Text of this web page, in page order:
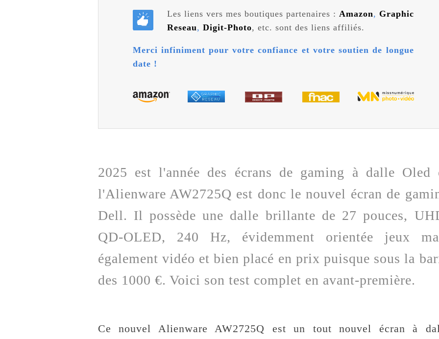
Les liens vers mes boutiques partenaires : Amazon, Graphic
Reseau, Digit-Photo, etc. sont des liens affiliés.
Merci infiniment pour votre confiance et votre soutien de longue
date !
2025 est l'année des écrans de gaming à dalle Oled
l'Alienware AW2725Q est donc le nouvel écran de
Dell. Il possède une dalle brillante de 27 pouces,
QD-OLED, 240 Hz, évidemment orientée jeux
également vidéo et bien placé en prix puisque sous la
des 1000 €. Voici son test complet en avant-première.
Ce nouvel Alienware AW2725Q est un tout nouvel écran à